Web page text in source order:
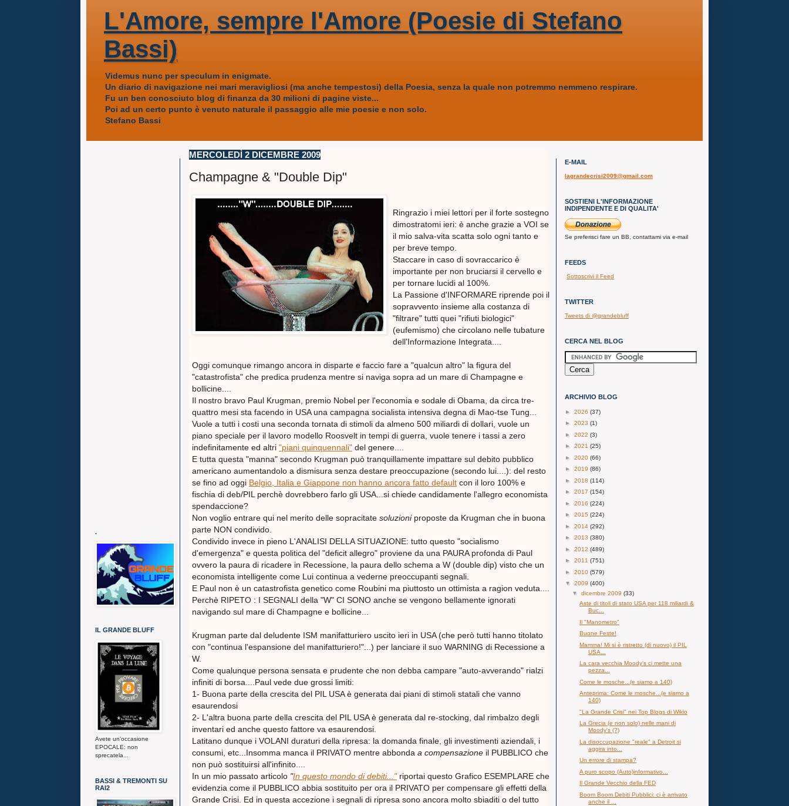
L'Amore, sempre l'Amore (Poesie di Stefano
Bassi)
Videmus nunc per speculum in enigmate.
Un diario di navigazione nei mari meravigliosi (ma anche tempestosi) della Poesia, senza la quale non potremmo nemmeno respirare.
Fu un ben conosciuto blog di finanza da 30 milioni di pagine viste...
Poi ad un certo punto è venuto naturale il passaggio alle mie poesie e non solo.
Stefano Bassi
MERCOLEDÌ 2 DICEMBRE 2009
Champagne & "Double Dip"
Ringrazio i miei lettori per il forte sostegno
dimostratomi ieri: è anche grazie a VOI se
il mio salva-vita scatta solo ogni tanto e
per breve tempo.
Staccare in caso di sovraccarico è
importante per non bruciarsi il cervello e
per tornare lucidi al 100%.
La Passione d'INFORMARE riprende poi il
sopravvento insieme alla costanza di
"filtrare" tutti quei "rifiuti biologici"
(eufemismo) che circolano nelle tubature
dell'Informazione Integrata....
Oggi comunque rimango ancora in disparte e faccio fare a "qualcun altro" la figura del
"catastrofista" che predica prudenza mentre si naviga sopra ad un mare di Champagne e
bollicine....
Il nostro bravo Paul Krugman, premio Nobel per l'economia e sodale di Obama, da circa tre-
quattro mesi sta facendo in USA una campagna socialista intensiva degna di Mao-tse Tung...
Vuole a tutti i costi una seconda tornata di stimoli da almeno 500 miliardi di dollari, vuole un
piano speciale per il lavoro modello Roosvelt in tempi di guerra, vuole tenere i tassi a zero
indefinitamente ed altri "piani quinquennali" del genere....
E tutta questa "manna" secondo Krugman può tranquillamente impattare sul debito pubblico
americano aumentandolo a dismisura senza destare preoccupazione (secondo lui....): del resto
se fino ad oggi Belgio, Italia e Giappone non hanno ancora fatto default con il loro 100% e
fischia di deb/PIL perchè dovrebbero farlo gli USA...si chiede candidamente l'allegro economista
spendaccione?
Non voglio entrare qui nel merito delle sopracitate soluzioniproposte da Krugman che in buona
parte NON condivido.
Condivido invece in pieno L'ANALISI DELLA SITUAZIONE: tutto questo "socialismo
d'emergenza" e questa politica del "deficit allegro" proviene da una PAURA profonda di Paul
ovvero la paura di ricadere in Recessione, la paura dello schema a W (double dip) visto che un
economista intelligente come Lui continua a vederne preoccupanti segnali.
E Paul non è un catastrofista genetico come Roubini ma piuttosto un ottimista a ragion veduta....
Perchè RIPETO : I SEGNALI della "W" CI SONO anche se vengono bellamente ignorati
navigando sul mare di Champagne e bollicine...
Krugman parte dal deludente ISM manifatturiero uscito ieri in USA (che però tutti hanno titolato
con "continua l'espansione del manifatturiero!"...) per lanciare il suo WARNING di Recessione a
W.
Come qualunque persona sensata e prudente che non debba campare "auto-avverando" rialzi
infiniti di borsa....Paul vede due grossi limiti:
1- Buona parte della crescita del PIL USA è generata dai piani di stimoli statali che vanno
esaurendosi
2- L'altra buona parte della crescita del PIL USA è generata dal re-stocking, dal rimbalzo degli
inventari ed anche questo fattore va esaurendosi.
Latitano dunque i VOLANI duraturi della ripresa: la domanda finale, gli investimenti aziendali, i
consumi, etc...Insomma manca il PRIVATO mentre abbonda a compensazione il PUBBLICO che
non può sostituirsi all'infinito....
In un mio passato articolo "In questo mondo di debiti..." riportai questo Grafico ESEMPLARE che
evidenzia come il PUBBLICO abbia sostituito per ora il PRIVATO per compensare gli effetti della
Grande Crisi. Ed in questa accezione i segnali di ripresa sono ancora molto sbiaditi o del tutto
.
IL GRANDE BLUFF
Avete un'occasione
EPOCALE: non
sprecatela...
BASSI & TREMONTI SU
RAI2
E-MAIL
lagrandecrisi2009@gmail.com
SOSTIENI L'INFORMAZIONE
INDIPENDENTE E DI QUALITA'
Se preferisci fare un BB, contattami via e-mail
FEEDS
Sottoscrivi il Feed
TWITTER
Tweets di @grandebluff
CERCA NEL BLOG
ARCHIVIO BLOG
► 2026 (37)
► 2023 (1)
► 2022 (3)
► 2021 (25)
► 2020 (66)
► 2019 (86)
► 2018 (114)
► 2017 (154)
► 2016 (224)
► 2015 (224)
► 2014 (292)
► 2013 (380)
► 2012 (489)
► 2011 (751)
► 2010 (579)
▼ 2009 (400)
▼ dicembre 2009 (33)
Aste di titoli di stato USA per 118 miliardi &
Buc...
Il "Manometro"
Buone Feste!
Mamma! Mi si è ristretto (di nuovo) il PIL
USA...
La cara vecchia Moody's ci mette una
pezza...
Come le mosche...(e siamo a 140)
Anteprima: Come le mosche...(e siamo a
140)
"La Grande Crisi" nei Top Blogs di Wikio
La Grecia (e non solo) nelle mani di
Moody's (?)
La disoccupazione "reale" a Detroit si
aggira into...
Un errore di stampa?
A puro scopo (Auto)informativo...
Il Grande Vecchio della FED
Boom Boom Debiti Pubblici: ci è arrivato
anche il ...